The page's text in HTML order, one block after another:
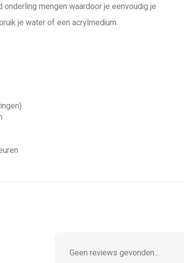
mengen waardoor je eenvoudig je
je water of een acrylmedium.
Geen reviews gevonden...